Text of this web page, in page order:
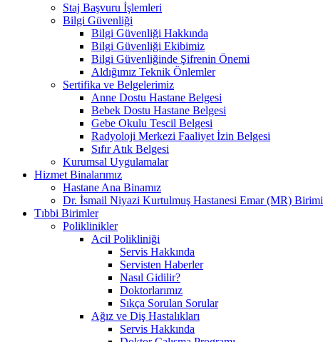
Staj Başvuru İşlemleri
Bilgi Güvenliği
Bilgi Güvenliği Hakkında
Bilgi Güvenliği Ekibimiz
Bilgi Güvenliğinde Şifrenin Önemi
Aldığımız Teknik Önlemler
Sertifika ve Belgelerimiz
Anne Dostu Hastane Belgesi
Bebek Dostu Hastane Belgesi
Gebe Okulu Tescil Belgesi
Radyoloji Merkezi Faaliyet İzin Belgesi
Sıfır Atık Belgesi
Kurumsal Uygulamalar
Hizmet Binalarımız
Hastane Ana Binamız
Dr. İsmail Niyazi Kurtulmuş Hastanesi Emar (MR) Birimi
Tıbbi Birimler
Poliklinikler
Acil Polikliniği
Servis Hakkında
Servisten Haberler
Nasıl Gidilir?
Doktorlarımız
Sıkça Sorulan Sorular
Ağız ve Diş Hastalıkları
Servis Hakkında